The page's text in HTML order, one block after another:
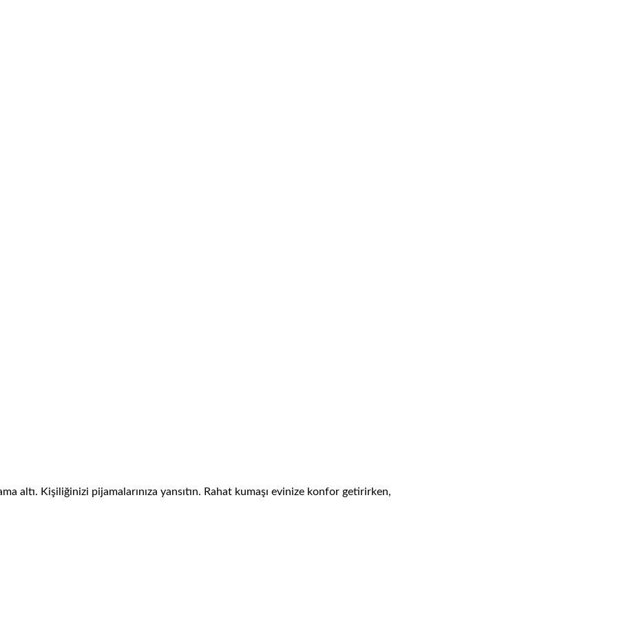
altı. Kişiliğinizi pijamalarınıza yansıtın. Rahat kumaşı evinize konfor getirirken,